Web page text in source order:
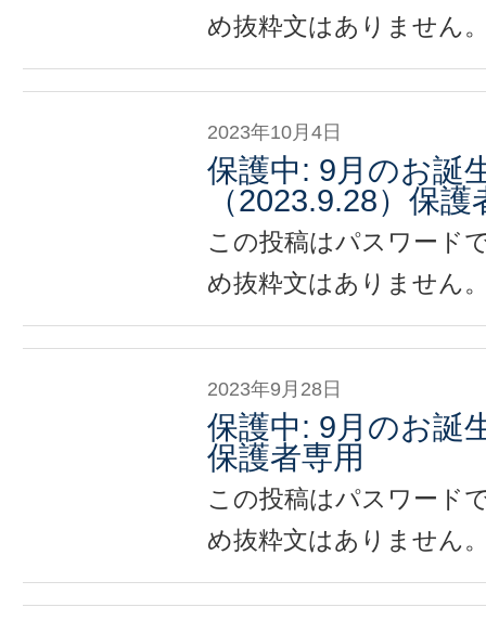
め抜粋文はありません
2023年10月4日
保護中: 9月のお
（2023.9.28）保護
この投稿はパスワード
め抜粋文はありません
2023年9月28日
保護中: 9月のお誕
保護者専用
この投稿はパスワード
め抜粋文はありません